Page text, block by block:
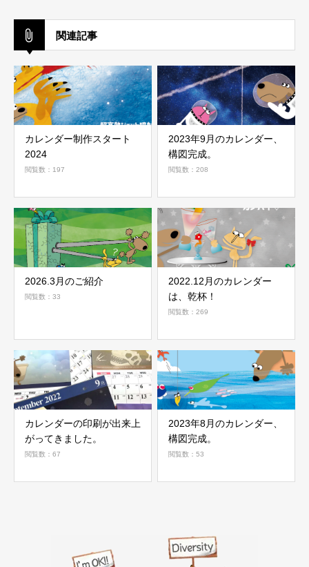
関連記事
カレンダー制作スタート
2024
閲覧数：197
2023年9月のカレンダー、
構図完成。
閲覧数：208
2026.3月のご紹介
閲覧数：33
2022.12月のカレンダー
は、乾杯！
閲覧数：269
カレンダーの印刷が出来上
がってきました。
閲覧数：67
2023年8月のカレンダー、
構図完成。
閲覧数：53